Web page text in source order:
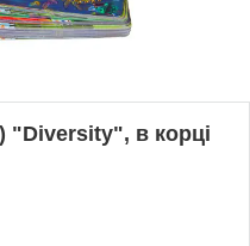
"Diversity", в корці